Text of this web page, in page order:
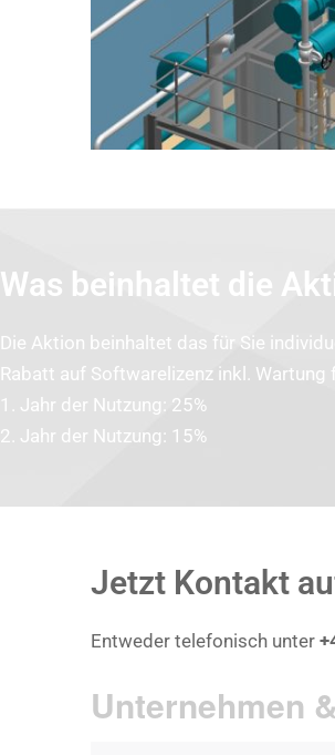
Was beinhaltet die
Die Aktion beinhaltet das für Sie
Rabatt auf Software lizenz inkl. Wartung
1. Jahr der Nutzung: 25%
2. Jahr der Nutzung: 15%
Jetzt Kontakt
Entweder telefonisch unter
Unternehmen